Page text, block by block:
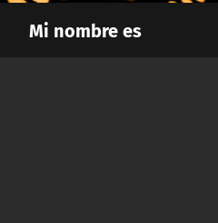
Mi nombre es